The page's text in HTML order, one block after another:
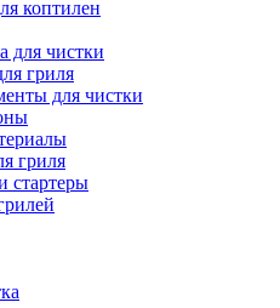
коптилен
для чистки
гриля
для чистки
гриля
стартеры